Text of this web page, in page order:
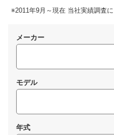
※2011年9月～現在 当社実績調査
メーカー
モデル
年式